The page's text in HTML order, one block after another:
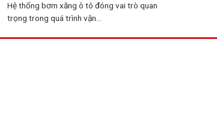
Hệ thống bơm xăng ô tô đóng vai trò quan
trọng trong quá trình vận...